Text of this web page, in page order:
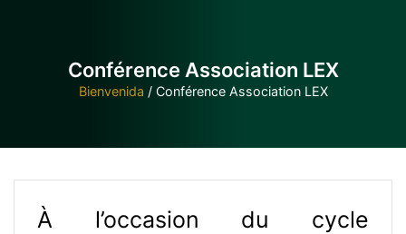
Conférence Association LEX
Bienvenida / Conférence Association LEX
À l’occasion du cycle